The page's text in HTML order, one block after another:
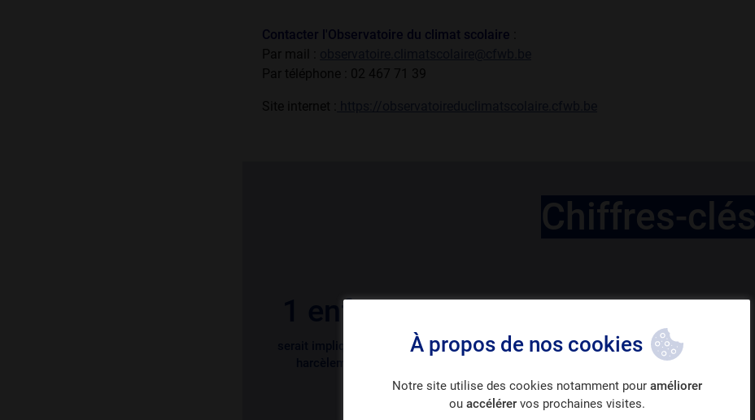
Contacter l'Observatoire du climat scolaire
Par mail :
Par téléphone : 02 467 71 39
Site internet :
Chiffres-clés
1 enfant sur 3
serait impliqué dans une situation de
410.000 €
montant annuellement dédié à la
prévention via des appels à projets
jusqu'en 2021
À propos de nos cookies
Notre site utilise des cookies notamment pour améliorer
ou accélérervos prochaines visites.